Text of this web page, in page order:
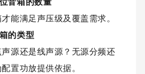
能满足声压级及覆盖需求。
的类型
源还是线声源？无源分频还
置功放提供依据。